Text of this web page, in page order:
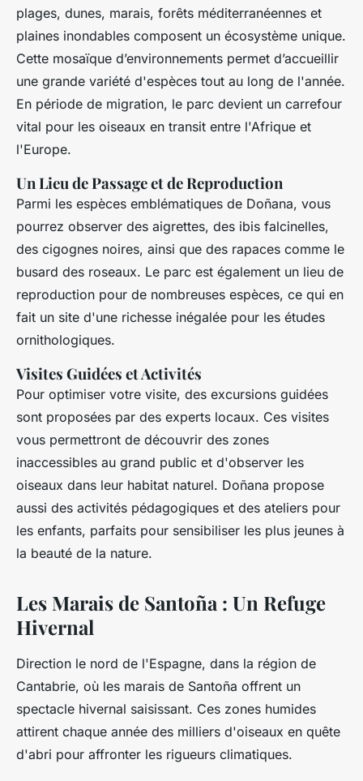
plages, dunes, marais, forêts méditerranéennes et
plaines inondables composent un écosystème unique.
Cette mosaïque d’environnements permet d’accueillir
une grande variété d'espèces tout au long de l'année.
En période de migration, le parc devient un carrefour
vital pour les oiseaux en transit entre l'Afrique et
l'Europe.
Un Lieu de Passage et de Reproduction
Parmi les espèces emblématiques de Doñana, vous
pourrez observer des aigrettes, des ibis falcinelles,
des cigognes noires, ainsi que des rapaces comme le
busard des roseaux. Le parc est également un lieu de
reproduction pour de nombreuses espèces, ce qui en
fait un site d'une richesse inégalée pour les études
ornithologiques.
Visites Guidées et Activités
Pour optimiser votre visite, des excursions guidées
sont proposées par des experts locaux. Ces visites
vous permettront de découvrir des zones
inaccessibles au grand public et d'observer les
oiseaux dans leur habitat naturel. Doñana propose
aussi des activités pédagogiques et des ateliers pour
les enfants, parfaits pour sensibiliser les plus jeunes à
la beauté de la nature.
Les Marais de Santoña : Un Refuge
Hivernal
Direction le nord de l'Espagne, dans la région de
Cantabrie, où les marais de Santoña offrent un
spectacle hivernal saisissant. Ces zones humides
attirent chaque année des milliers d'oiseaux en quête
d'abri pour affronter les rigueurs climatiques.